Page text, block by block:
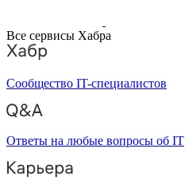
Все сервисы Хабра
Сообщество IT-специалистов
Ответы на любые вопросы об IT